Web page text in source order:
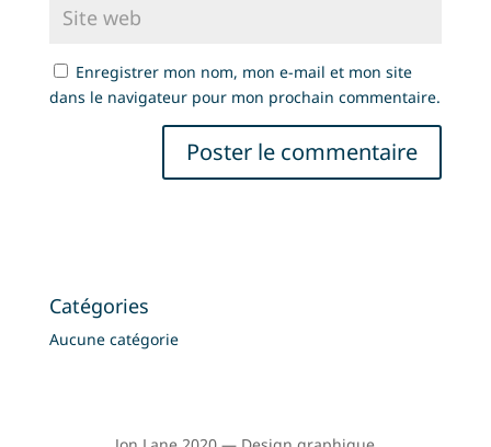
Enregistrer mon nom, mon e-mail et mon site
dans le navigateur pour mon prochain commentaire.
Catégories
Aucune catégorie